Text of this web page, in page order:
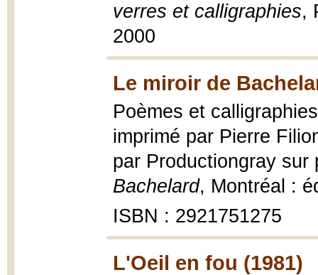
verres et calligraphies,
2000
Le miroir de
Poèmes et
imprimé par Pierre
par Productiongray
Bachelard, Montréal :
ISBN : 2921751275
L'Oeil en fou (1981)